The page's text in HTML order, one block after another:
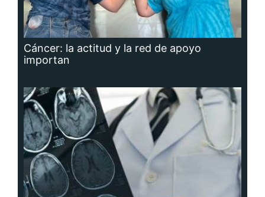
Cáncer: la actitud y la red de apoyo
importan